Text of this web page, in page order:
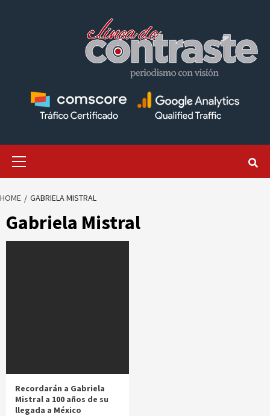
HOME GABRIELA MISTRAL
Gabriela Mistral
Recordarán a Gabriela
Mistral a 100 años de su
llegada a México